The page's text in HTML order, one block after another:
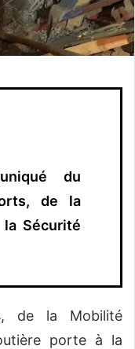
du
de la
Sécurité
de la Mobilité
porte à la